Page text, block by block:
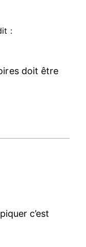
:
doit être
c’est